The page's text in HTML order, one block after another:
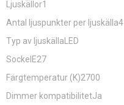
Ljuskällor1
Antal ljuspunkter per ljuskälla4
Typ av ljuskällaLED
SockelE27
Färgtemperatur (K)2700
Dimmer kompatibilitetJa